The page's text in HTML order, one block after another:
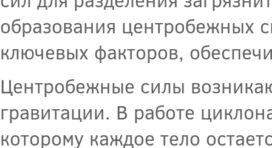
образования центробежных
ключевых факторов,
Центробежные силы
гравитации. В работе
которому каждое тело